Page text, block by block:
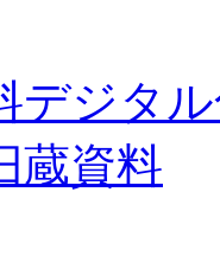
デジタ
蔵資料